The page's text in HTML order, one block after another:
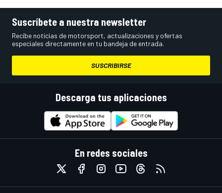
Suscríbete a nuestra newsletter
Recibe noticias de motorsport, actualizaciones y ofertas
especiales directamente en tu bandeja de entrada.
SUSCRIBIRSE
Descarga tus aplicaciones
En redes sociales